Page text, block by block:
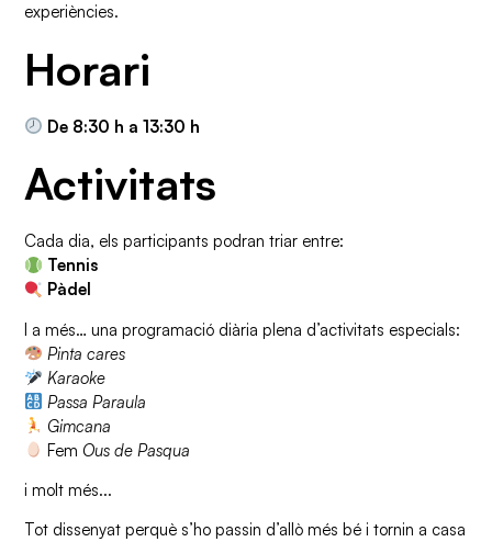
experiències.
Horari
De 8:30 h a 13:30 h
Activitats
Cada dia, els participants podran triar entre:
Tennis
Pàdel
I a més… una programació diària plena d’activitats especials:
Pinta cares
Karaoke
Passa Paraula
Gimcana
Fem Ous de Pasqua
i molt més...
Tot dissenyat perquè s’ho passin d’allò més bé i tornin a casa